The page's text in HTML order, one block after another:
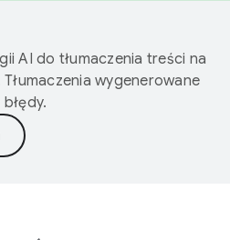
AI do tłumaczenia treści na
wygenerowane